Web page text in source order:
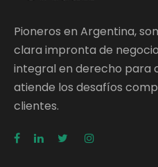
Pioneros en Argentina,
clara impronta de
integral en derecho para
atiende los desafíos
clientes.